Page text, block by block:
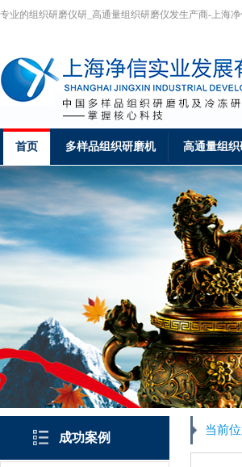
专业的组织研磨仪研_高通量组织研磨仪发生产商-上海净
首页 多样品组织研磨机 高通量组
成功案例
当前位